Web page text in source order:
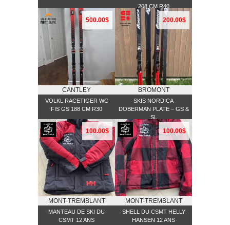
208 CM R40
500.00$
CANTLEY
VOLKL RACETIGER WC
FIS GS 188 CM R30
200.00$
BROMONT
SKIS NORDICA
DOBERMAN PLATE – GS &
SL
100.00$
MONT-TREMBLANT
MANTEAU DE SKI DU
CSMT 12 ANS
100.00$
MONT-TREMBLANT
SHELL DU CSMT HELLY
HANSEN 12 ANS